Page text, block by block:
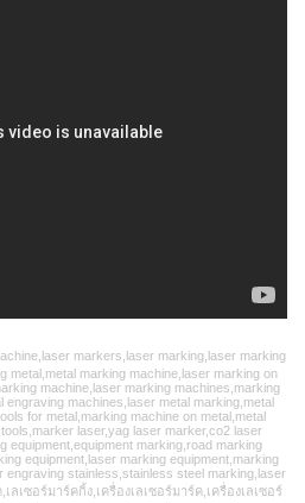
markers,laser marking,laser marking
metal,metal marking machine,laser marking on
machine,laser marking machines,marking
engraving machines,laser metal marking,metal
for metal,marking machine on metal,metal
laser,yag laser marker,co2 laser
equipment,equipment marking,road marking
equipment,laser marking equipment,marking
engraving stainless,stainless steel marking,laser
ลเซอร์มาร์คกิ้ง,เครื่องเลเซอร์มาร์ค,เครื่องเลเซอร์